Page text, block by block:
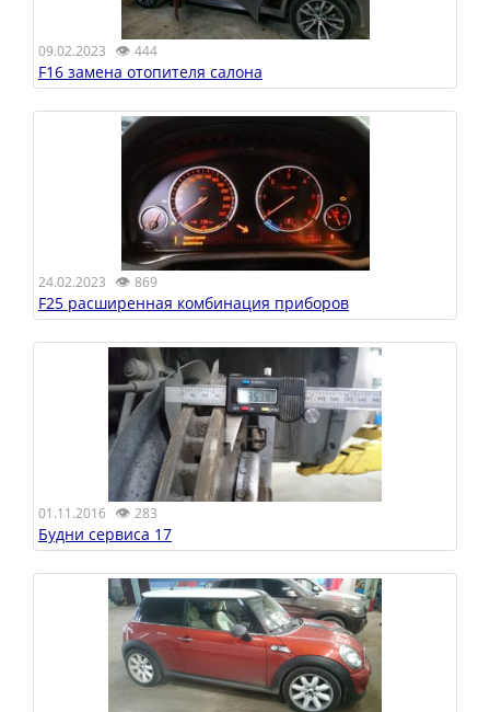
09.02.2023 👁 444
F16 замена отопителя салона
24.02.2023 👁 869
F25 расширенная комбинация приборов
01.11.2016 👁 283
Будни сервиса 17